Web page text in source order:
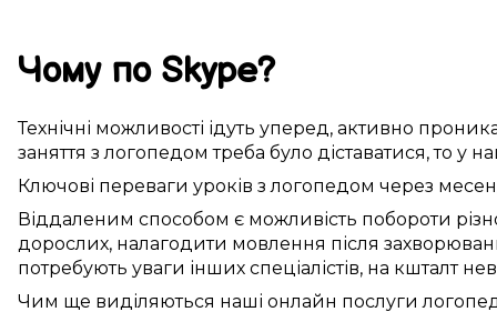
Чому по Skype?
Технічні можливості ідуть уперед , активно
заняття з логопедом треба було діставатися, то у
Ключові переваги уроків з логопедом через
Віддаленим способом є можливість побороти
дорослих, налагодити мовлення після
потребують уваги інших спеціалістів, на кшталт
Чим ще виділяються наші онлайн послуги